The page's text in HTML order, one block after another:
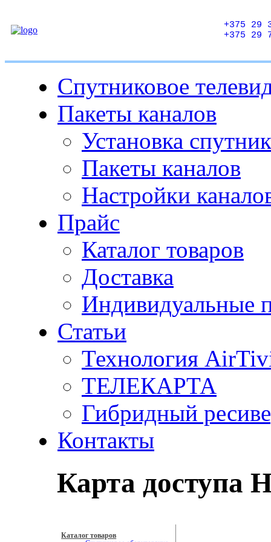
+375 29
+375 29
Спутниковое
Пакеты каналов
Установка
Пакеты каналов
Настройки
Прайс
Каталог товаров
Доставка
Индивидуальные
Статьи
Технология
ТЕЛЕКАРТА
Гибридный
Контакты
Карта доступа
Каталог товаров